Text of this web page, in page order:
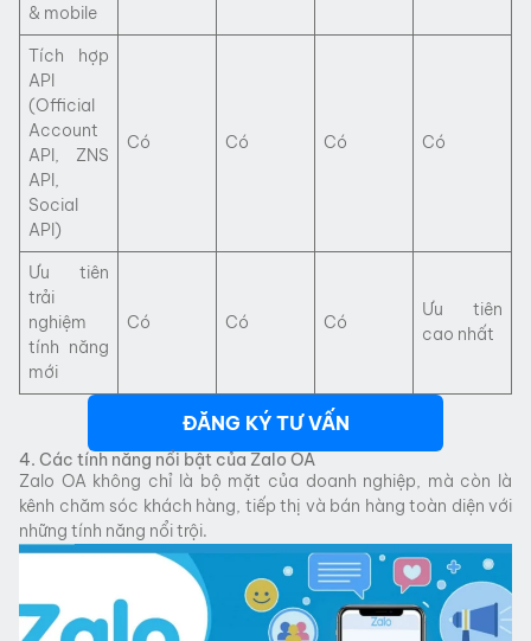
& mobile
Tích hợp
API
(Official
Account
API, ZNS
API,
Social
API)
Có Có Có Có
Ưu tiên
trải
nghiệm
tính năng
mới
Có Có Có
Ưu tiên
cao nhất
ĐĂNG KÝ TƯ VẤN
4. Các tính năng nổi bật của Zalo OA
Zalo OA không chỉ là bộ mặt của doanh nghiệp, mà còn là
kênh chăm sóc khách hàng, tiếp thị và bán hàng toàn diện với
những tính năng nổi trội.